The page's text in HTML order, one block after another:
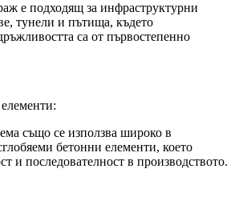
е подходящ за инфраструктурни
тунели и пътища, където
са от първостепенно
също се използва широко в
бетонни елементи, което
и последователност в производството.